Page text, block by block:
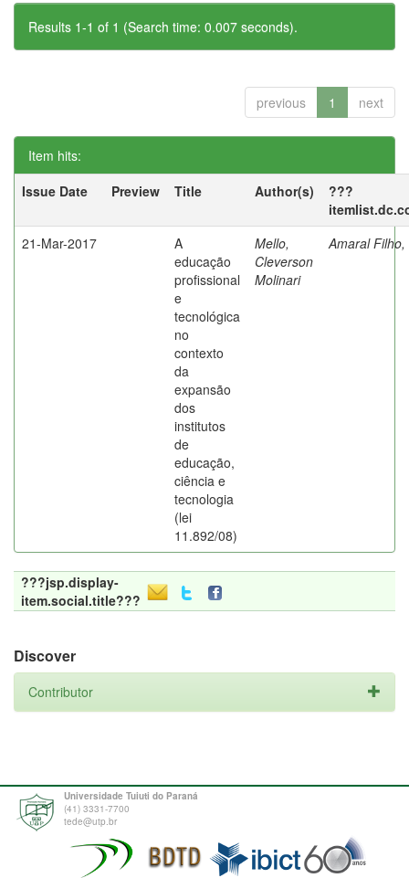
Results 1-1 of 1 (Search time: 0.007 seconds).
previous 1 next
Item hits:
Issue Date
Preview Title Author(s)
???
21-Mar-2017
A
educação
profissional
e
tecnológica
no
contexto
da
expansão
dos
institutos
de
educação,
ciência e
tecnologia
(lei
11.892/08)
Mello,
Cleverson
Molinari
Amaral
???jsp.display-
item.social.title???
Discover
Contributor
Universidade Tuiuti do Paraná
(41) 3331-7700
tede@utp.br